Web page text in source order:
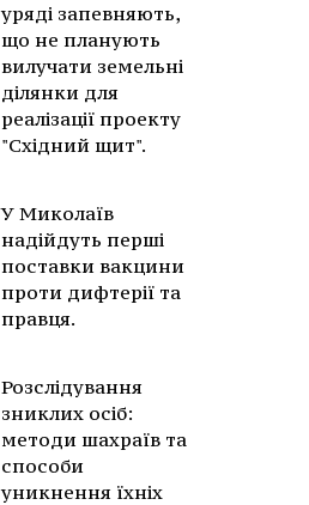
уряді запевняють,
що не планують
вилучати земельні
ділянки для
реалізації проекту
"Східний щит".
У Миколаїв
надійдуть перші
поставки вакцини
проти дифтерії та
правця.
Розслідування
зниклих осіб:
методи шахраїв та
способи
уникнення їхніх